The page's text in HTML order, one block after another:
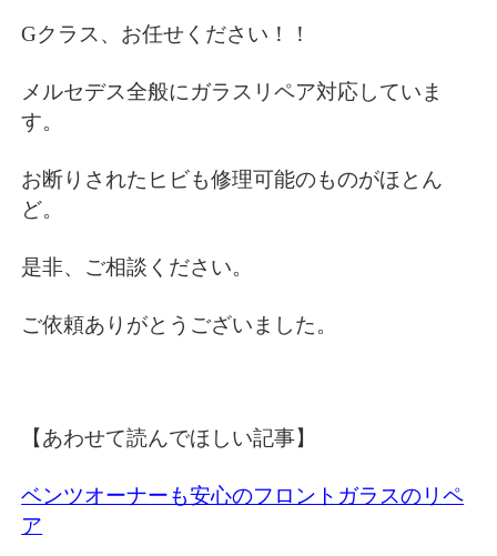
Gクラス、お任せください！！
メルセデス全般にガラスリペア対応していま
す。
お断りされたヒビも修理可能のものがほとん
ど。
是非、ご相談ください。
ご依頼ありがとうございました。
【あわせて読んでほしい記事】
ベンツオーナーも安心のフロントガラスのリペ
ア